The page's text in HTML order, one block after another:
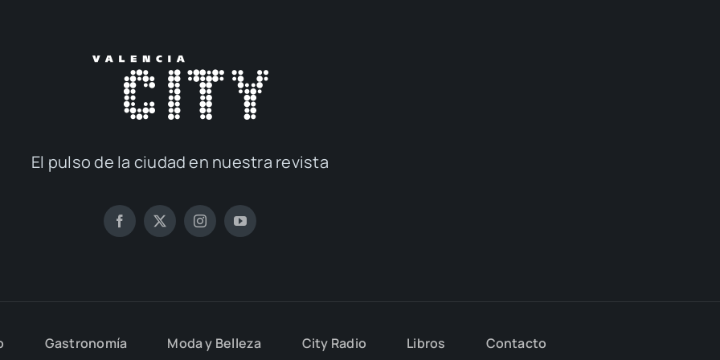
El pul­so de la ciu­dad en nues­tra revis­ta
Gas­tro­no­mía Moda y Belle­za City Radio Libros Con­tac­to